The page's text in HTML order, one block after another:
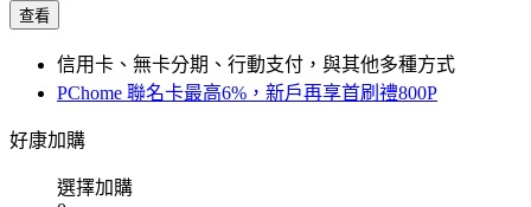
查看
信用卡、無卡分期、行動支付，與其他多種方式
PChome 聯名卡最高6%，新戶再享首刷禮800P
好康加購
選擇加購